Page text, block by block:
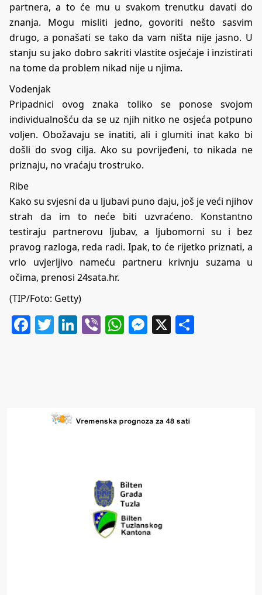
partnera, a to će mu u svakom trenutku davati do
znanja. Mogu misliti jedno, govoriti nešto sasvim
drugo, a ponašati se tako da vam ništa nije jasno. U
stanju su jako dobro sakriti vlastite osjećaje i inzistirati
na tome da problem nikad nije u njima.
Vodenjak
Pripadnici ovog znaka toliko se ponose svojom
individualnošću da se uz njih nitko ne osjeća potpuno
voljen. Obožavaju se inatiti, ali i glumiti inat kako bi
došli do svog cilja. Ako su povrijeđeni, to nikada ne
priznaju, no vraćaju trostruko.
Ribe
Kako su svjesni da u ljubavi puno daju, još je veći njihov
strah da im to neće biti uzvraćeno. Konstantno
testiraju partnerovu ljubav, a ljubomorni su i bez
pravog razloga, reda radi. Ipak, to će rijetko priznati, a
vrlo uvjerljivo nameću partneru krivnju suzama u
očima, prenosi 24sata.hr.
(TIP/Foto: Getty)
Facebook
Twitter
LinkedIn
ViberWhatsApp
Messenger
X